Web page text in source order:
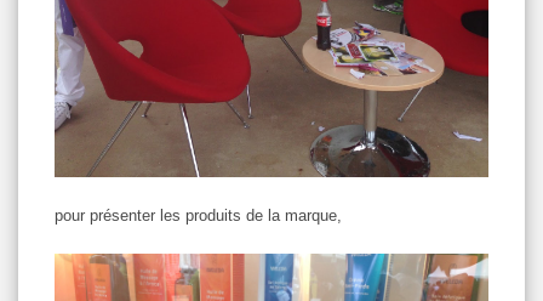
pour présenter les produits de la marque,